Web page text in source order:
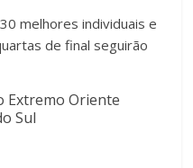
melhores individuais e
de final seguirão
Extremo Oriente
Sul